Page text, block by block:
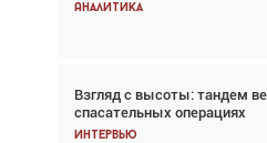
Аналитика
Взгляд с высоты: тандем
спасательных операциях
Интервью
Частный самолёт – это
покупке соответствующим
Интервью